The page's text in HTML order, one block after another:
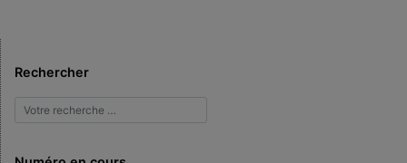
Rechercher